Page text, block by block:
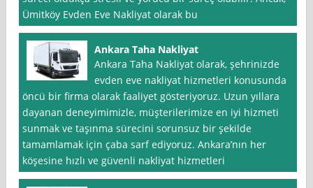
Ümitköy Evden Eve Nakliyat olarak bu
Ankara Taha Nakliyat
Ankara Taha Nakliyat olarak, şehrinizde
evden eve nakliyat hizmetleri konusunda
öncü bir firma olarak faaliyet gösteriyoruz. Uzun yıllara
dayanan deneyimimizle, müşterilerimize en iyi hizmeti
sunmak ve taşınma sürecini sorunsuz bir şekilde
tamamlamak için çaba sarf ediyoruz. Ankara’nın her
köşesine hızlı ve güvenli nakliyat hizmetleri